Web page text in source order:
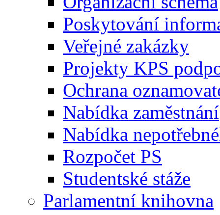
Poskytování
Veřejné zakázky
Projekty KPS
Ochrana
Nabídka zaměstnání
Nabídka
Rozpočet PS
Studentské stáže
Parlamentní knihovna